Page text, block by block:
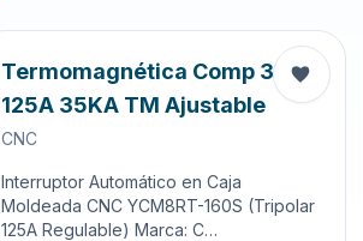
Termomagnética Comp 3X
125A 35KA TM Ajustable
CNC
Interruptor Automático en Caja
Moldeada CNC YCM8RT-160S (Tripolar
125A Regulable) Marca: C…